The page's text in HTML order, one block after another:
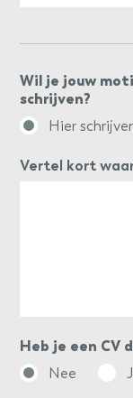
Wil je jouw
schrijven?
Hier
Vertel kort
Heb je een CV
Nee